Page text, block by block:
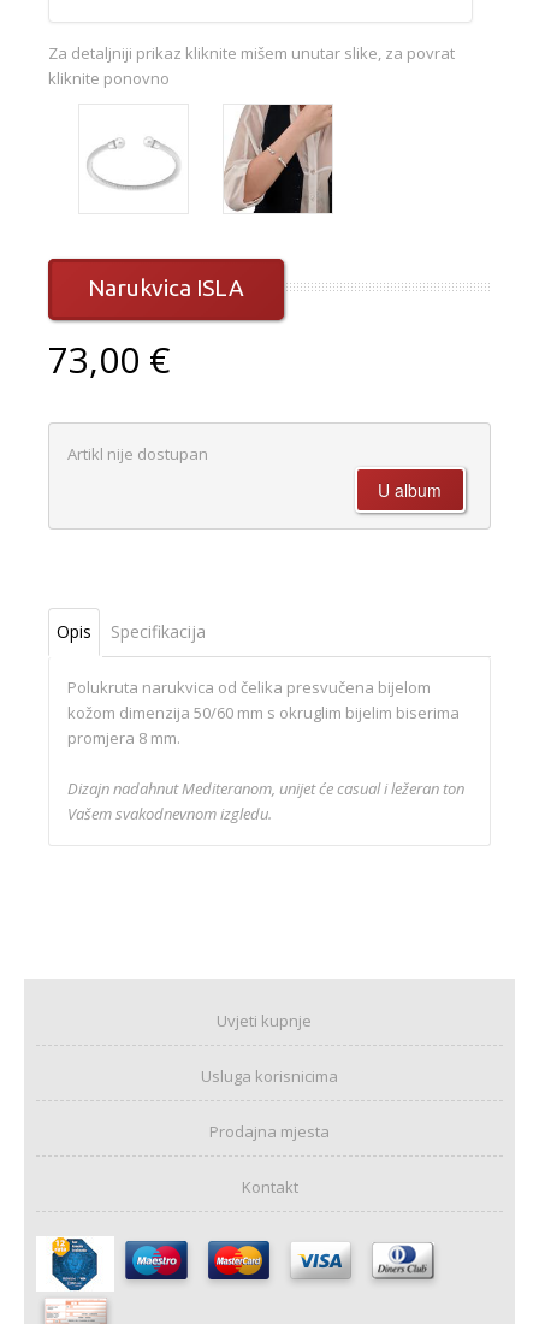
Za detaljniji prikaz kliknite mišem unutar slike, za povrat
kliknite ponovno
Narukvica ISLA
73,00 €
Artikl nije dostupan
Opis Specifikacija
Polukruta narukvica od čelika presvučena bijelom
kožom dimenzija 50/60 mm s okruglim bijelim biserima
promjera 8 mm.
Dizajn nadahnut Mediteranom, unijet će casual i ležeran ton
Vašem svakodnevnom izgledu.
Uvjeti kupnje
Usluga korisnicima
Prodajna mjesta
Kontakt